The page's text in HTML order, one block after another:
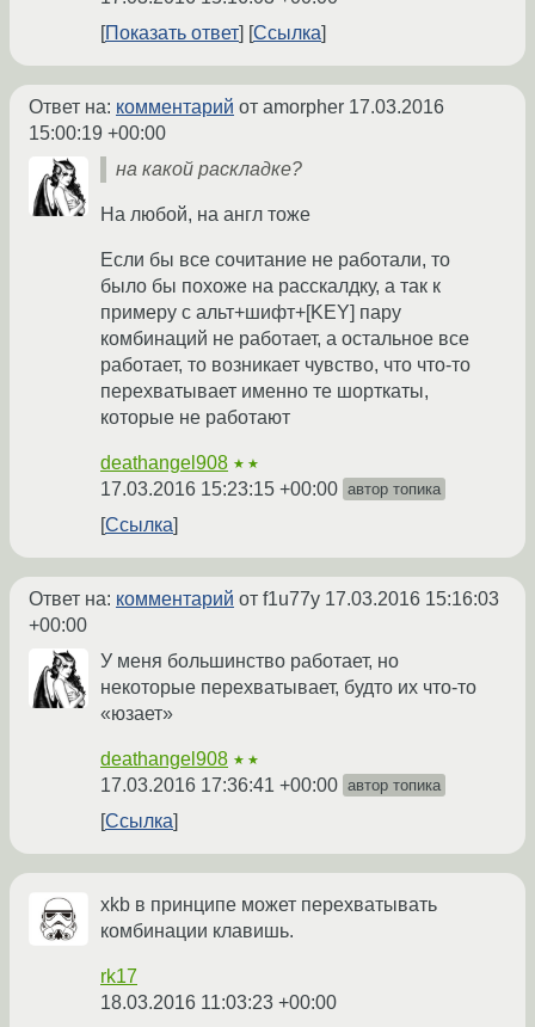
Показать ответ
Ссылка
Ответ на: комментарий от amorpher 17.03.2016
15:00:19 +00:00
на какой раскладке?
На любой, на англ тоже
Если бы все сочитание не работали, то
было бы похоже на расскалдку, а так к
примеру с альт+шифт+[KEY] пару
комбинаций не работает, а остальное все
работает, то возникает чувство, что что-то
перехватывает именно те шорткаты,
которые не работают
deathangel908 ★★
17.03.2016 15:23:15 +00:00 автор топика
Ссылка
Ответ на: комментарий от f1u77y 17.03.2016 15:16:03
+00:00
У меня большинство работает, но
некоторые перехватывает, будто их что-то
«юзает»
deathangel908 ★★
17.03.2016 17:36:41 +00:00 автор топика
Ссылка
xkb в принципе может перехватывать
комбинации клавишь.
rk17
18.03.2016 11:03:23 +00:00